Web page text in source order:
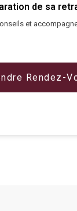
de sa
et
Rendez-